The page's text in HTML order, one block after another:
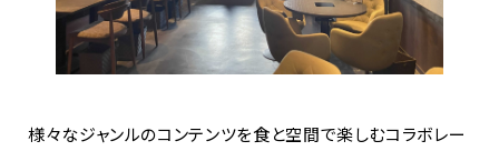
様々なジャンルのコンテンツを食と空間で楽しむコラボレー